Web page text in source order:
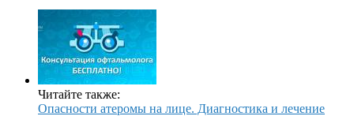
Читайте также:
Опасности атеромы на лице. Диагностика и лечение